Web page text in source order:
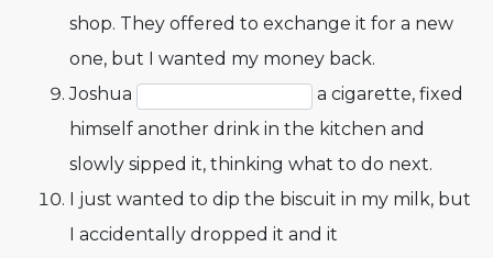
shop. They offered to exchange it for a new
one, but I wanted my money back.
Joshua
a cigarette, fixed
himself another drink in the kitchen and
slowly sipped it, thinking what to do next.
I just wanted to dip the biscuit in my milk, but
I accidentally dropped it and it